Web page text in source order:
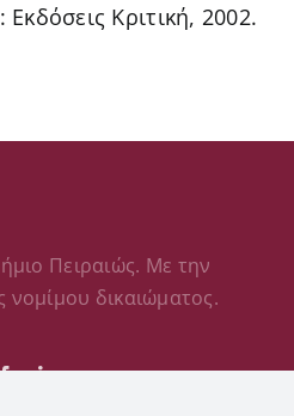
Κριτική, 2002.
Πειραιώς. Με την
νομίμου δικαιώματος.
FacebookLinkedIn